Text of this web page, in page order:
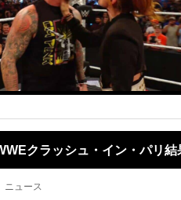
クラッシュ・イン・パリ
ニュース